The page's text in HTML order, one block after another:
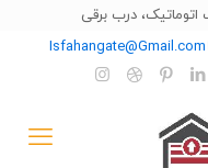
اتوماتیک، درب برقی
Isfahangate@Gmail.com